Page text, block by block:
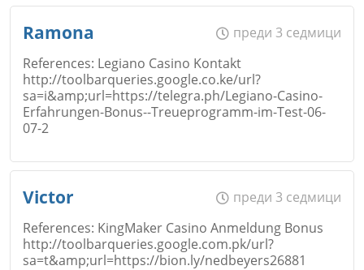
Откажи
Откажи
Email
Коментар*
Email
Коментар
Ramona
преди 3 седмици
References: Legiano Casino Kontakt
http://toolbarqueries.google.co.ke/url?
sa=i&amp;url=https://telegra.ph/Legiano-Casino-
Erfahrungen-Bonus--Treueprogramm-im-Test-06-
07-2
Victor
преди 3 седмици
References: KingMaker Casino Anmeldung Bonus
http://toolbarqueries.google.com.pk/url?
sa=t&amp;url=https://bion.ly/nedbeyers26881